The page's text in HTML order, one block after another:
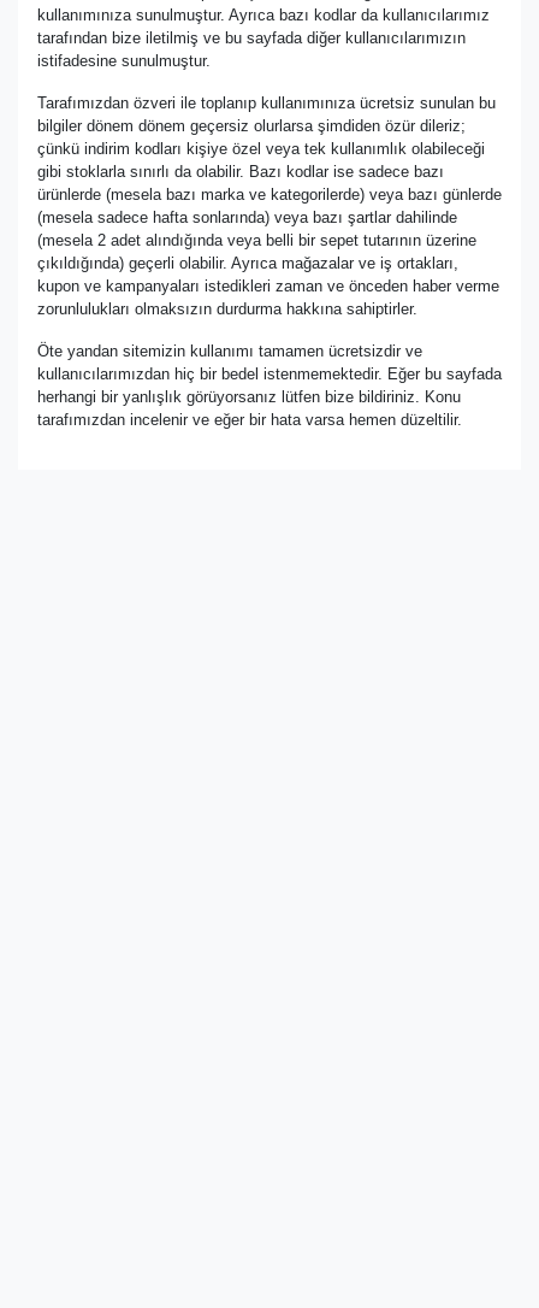
kullanımınıza sunulmuştur. Ayrıca bazı kodlar da kullanıcılarımız
tarafından bize iletilmiş ve bu sayfada diğer kullanıcılarımızın
istifadesine sunulmuştur.
Tarafımızdan özveri ile toplanıp kullanımınıza ücretsiz sunulan bu
bilgiler dönem dönem geçersiz olurlarsa şimdiden özür dileriz;
çünkü indirim kodları kişiye özel veya tek kullanımlık olabileceği
gibi stoklarla sınırlı da olabilir. Bazı kodlar ise sadece bazı
ürünlerde (mesela bazı marka ve kategorilerde) veya bazı günlerde
(mesela sadece hafta sonlarında) veya bazı şartlar dahilinde
(mesela 2 adet alındığında veya belli bir sepet tutarının üzerine
çıkıldığında) geçerli olabilir. Ayrıca mağazalar ve iş ortakları,
kupon ve kampanyaları istedikleri zaman ve önceden haber verme
zorunlulukları olmaksızın durdurma hakkına sahiptirler.
Öte yandan sitemizin kullanımı tamamen ücretsizdir ve
kullanıcılarımızdan hiç bir bedel istenmemektedir. Eğer bu sayfada
herhangi bir yanlışlık görüyorsanız lütfen bize bildiriniz. Konu
tarafımızdan incelenir ve eğer bir hata varsa hemen düzeltilir.